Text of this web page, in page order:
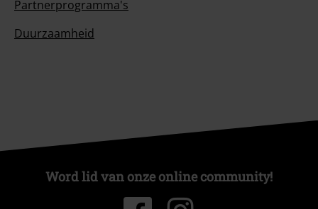
Partnerprogramma's
Duurzaamheid
Word lid van onze online community!